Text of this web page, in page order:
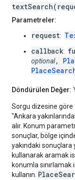
Parametreler:
request:
callback:
optional,
Döndürülen Değer:
Sorgu dizesine
"Ankara
alır. Konum
sonuçlar, bölge
yakındaki
kullanarak aramak
konumla
kullanın.